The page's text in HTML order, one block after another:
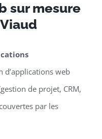
sur mesure
d’applications web
de projet, CRM,
par les